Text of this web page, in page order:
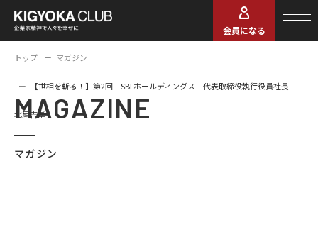
会員になる
トップ マガジン
【世相を斬る！】第2回 SBI ホールディングス 代表取締役執行役員社長
北尾吉孝
MAGAZINE
マガジン